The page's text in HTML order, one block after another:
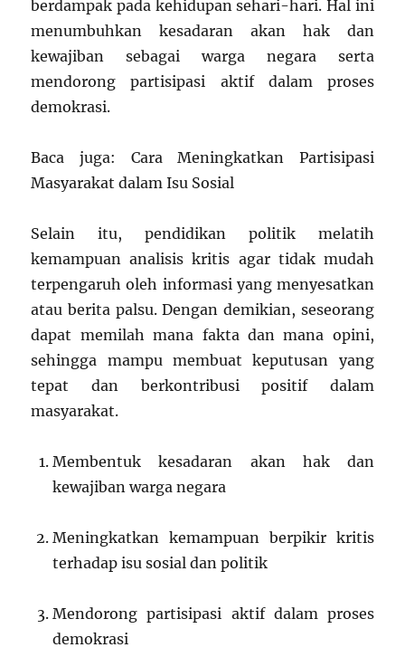
berdampak pada kehidupan sehari-hari. Hal ini
menumbuhkan kesadaran akan hak dan
kewajiban sebagai warga negara serta
mendorong partisipasi aktif dalam proses
demokrasi.
Baca juga: Cara Meningkatkan Partisipasi
Masyarakat dalam Isu Sosial
Selain itu, pendidikan politik melatih
kemampuan analisis kritis agar tidak mudah
terpengaruh oleh informasi yang menyesatkan
atau berita palsu. Dengan demikian, seseorang
dapat memilah mana fakta dan mana opini,
sehingga mampu membuat keputusan yang
tepat dan berkontribusi positif dalam
masyarakat.
Membentuk kesadaran akan hak dan
kewajiban warga negara
Meningkatkan kemampuan berpikir kritis
terhadap isu sosial dan politik
Mendorong partisipasi aktif dalam proses
demokrasi